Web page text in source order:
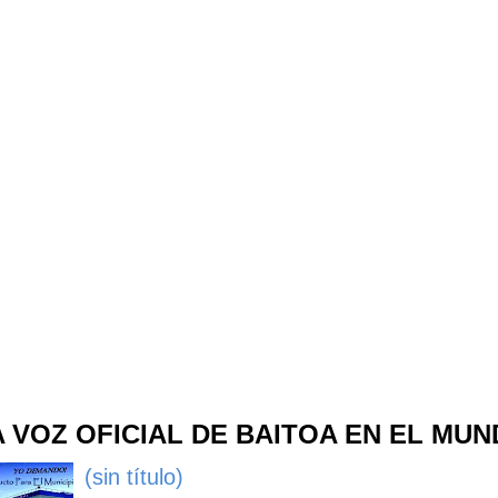
VOZ OFICIAL DE BAITOA EN EL
(sin título)